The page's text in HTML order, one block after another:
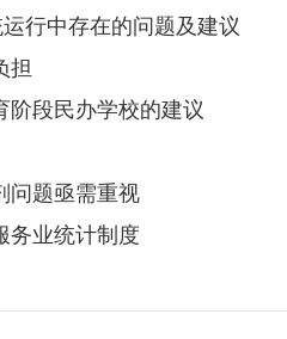
行中存在的问题及建议
担
阶段民办学校的建议
问题亟需重视
务业统计制度